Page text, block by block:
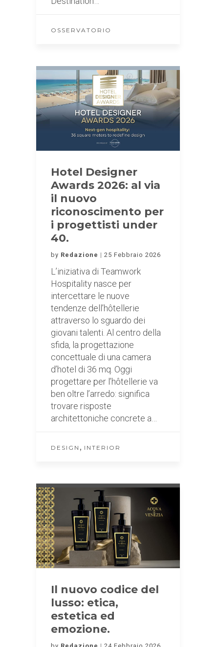
OSSERVATORIO
Hotel Designer
Awards 2026: al via
il nuovo
riconoscimento per
i progettisti under
40.
by Redazione 25 Febbraio 2026
L’iniziativa di Teamwork
Hospitality nasce per
intercettare le nuove
tendenze dell’hôtellerie
attraverso lo sguardo dei
giovani talenti. Al centro della
sfida, la progettazione
concettuale di una camera
d’hotel di 36 mq. Oggi
progettare per l’hôtellerie va
ben oltre l’arredo: significa
trovare risposte
architettoniche concrete a…
DESIGN , INTERIOR
Il nuovo codice del
lusso: etica,
estetica ed
emozione.